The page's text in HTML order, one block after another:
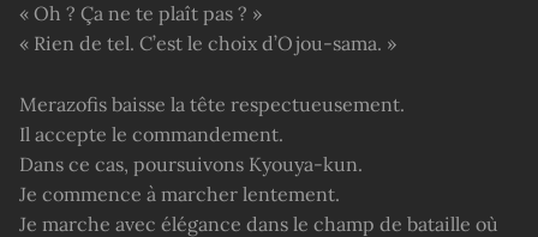
« Oh ? Ça ne te plaît pas ? »
« Rien de tel. C’est le choix d’Ojou-sama. »
Merazofis baisse la tête respectueusement.
Il accepte le commandement.
Dans ce cas, poursuivons Kyouya-kun.
Je commence à marcher lentement.
Je marche avec élégance dans le champ de bataille où